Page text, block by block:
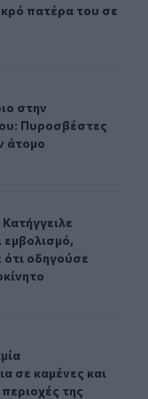
πατέρα του σε
Πυροσβέστες
στην
στην
Πυροσβέστες
άτομο
και εμβολισμό,
Κατήγγειλε
εμβολισμό,
οδηγούσε
καμένες και
ανεμογεννήτρια
σε καμένες και
της